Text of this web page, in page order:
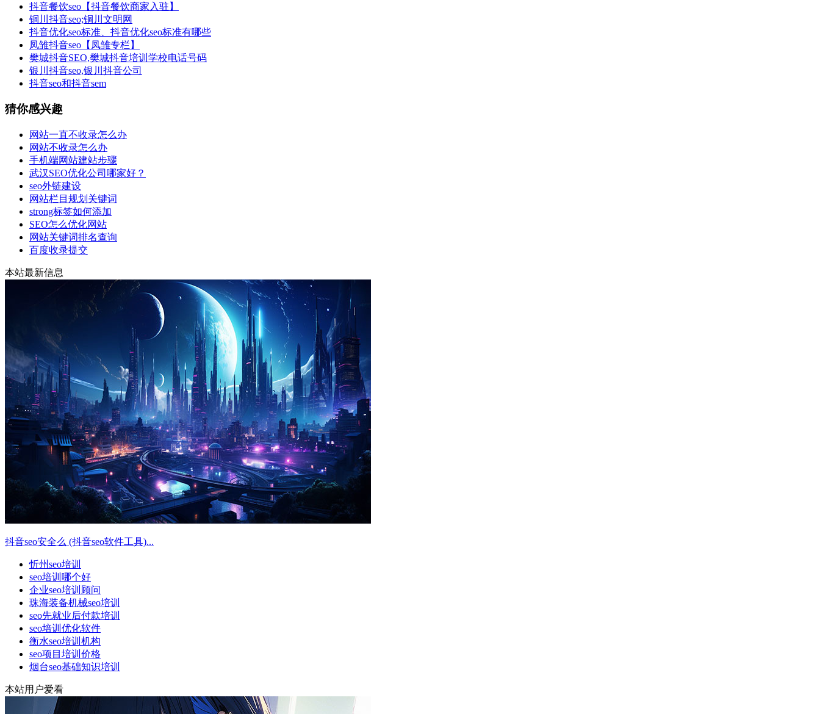
抖音餐饮seo【抖音餐饮商家入驻】
铜川抖音seo;铜川文明网
抖音优化seo标准、抖音优化seo标准有哪些
凤雏抖音seo【凤雏专栏】
樊城抖音SEO,樊城抖音培训学校电话号码
银川抖音seo,银川抖音公司
抖音seo和抖音sem
猜你感兴趣
网站一直不收录怎么办
网站不收录怎么办
手机端网站建站步骤
武汉SEO优化公司哪家好？
seo外链建设
网站栏目规划关键词
strong标签如何添加
SEO怎么优化网站
网站关键词排名查询
百度收录提交
本站最新信息
抖音seo安全么 (抖音seo软件工具)...
忻州seo培训
seo培训哪个好
企业seo培训顾问
珠海装备机械seo培训
seo先就业后付款培训
seo培训优化软件
衡水seo培训机构
seo项目培训价格
烟台seo基础知识培训
本站用户爱看